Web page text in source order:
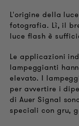
L'origine della
fotografia. Lì, il
luce flash è
Le applicazioni
lampeggianti
elevato. I
per avvertire i
di Auer Signal
speciali con gru,